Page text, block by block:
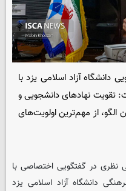
آزاد اسلامی یزد با
تقویت نهادهای دانشجویی و
از مهم‌ترین اولویت‌های
نظری در گفتگویی اختصاصی با
دانشگاه آزاد اسلامی یزد